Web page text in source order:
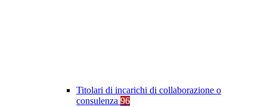
Titolari di incarichi di collaborazione o
consulenza 96